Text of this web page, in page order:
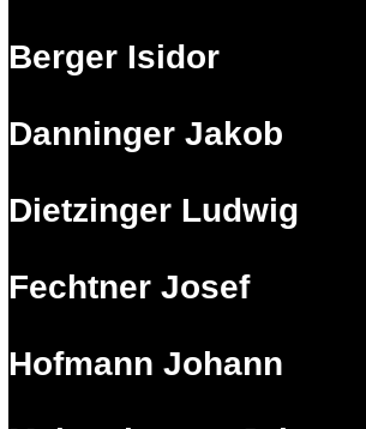
Berger Isidor
Danninger Jakob
Dietzinger Ludwig
Fechtner Josef
Hofmann Johann